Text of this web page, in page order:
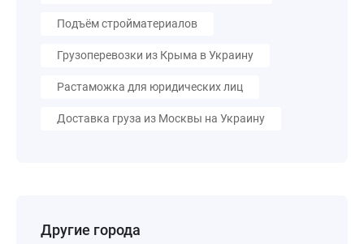
Подъём стройматериалов
Грузоперевозки из Крыма в Украину
Растаможка для юридических лиц
Доставка груза из Москвы на Украину
Другие города